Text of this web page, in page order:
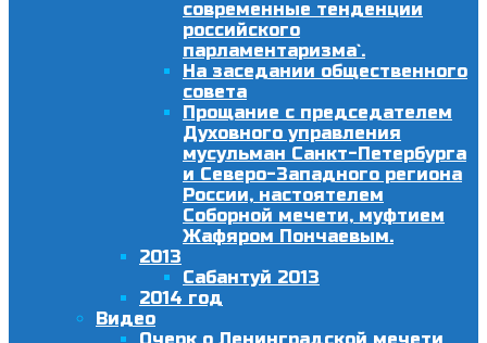
современные тенденции
российского
парламентаризма`.
На заседании общественного
совета
Прощание с председателем
Духовного управления
мусульман Санкт-Петербурга
и Северо-Западного региона
России, настоятелем
Соборной мечети, муфтием
Жафяром Пончаевым.
2013
Сабантуй 2013
2014 год
Видео